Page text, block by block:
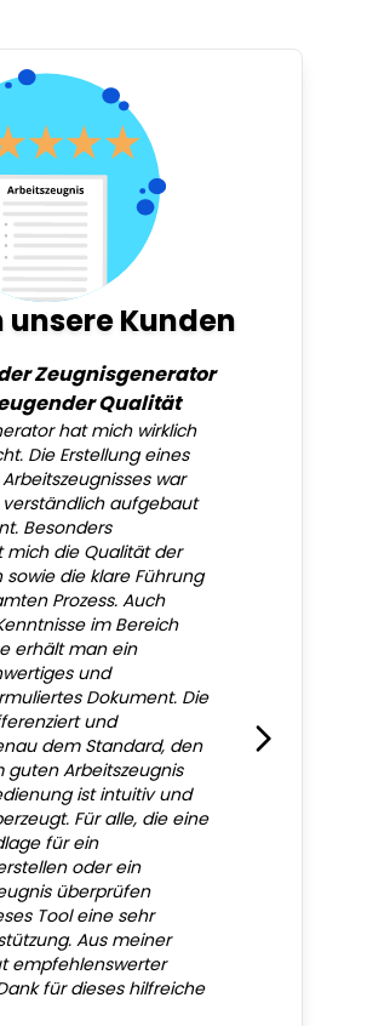
unsere Kunden
Zeugnisgenerator
Qualität
hat mich wirklich
Die Erstellung eines
war
verständlich aufgebaut
Besonders
die Qualität der
die klare Führung
Prozess. Auch
im Bereich
erhält man ein
und
Dokument. Die
und
dem Standard, den
Arbeitszeugnis
ist intuitiv und
Für alle, die eine
für ein
oder ein
überprüfen
Tool eine sehr
Aus meiner
empfehlenswerter
für dieses hilfreiche